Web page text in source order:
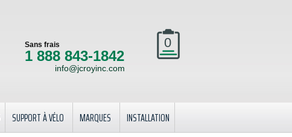
0
Sans frais
1 888 843-1842
info@jcroyinc.com
SUPPORT À VÉLO MARQUES
INSTALLATION